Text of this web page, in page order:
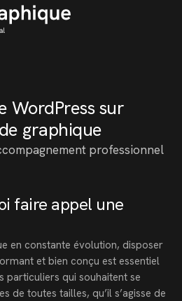
WordPress sur
graphique
professionnel
faire appel une
en constante évolution, disposer
et bien conçu est essentiel
particuliers qui souhaitent se
de toutes tailles, qu’il s’agisse de